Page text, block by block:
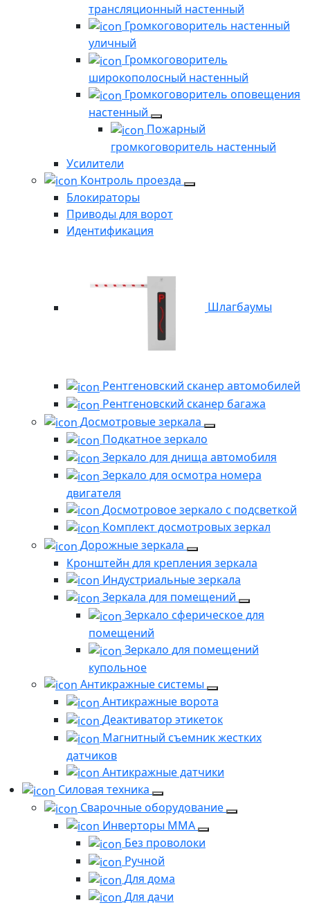
трансляционный настенный
Громкоговоритель настенный
уличный
Громкоговоритель
широкополосный настенный
Громкоговоритель оповещения
настенный
Пожарный
громкоговоритель настенный
Усилители
Контроль проезда
Блокираторы
Приводы для ворот
Идентификация
Шлагбаумы
Рентгеновский сканер автомобилей
Рентгеновский сканер багажа
Досмотровые зеркала
Подкатное зеркало
Зеркало для днища автомобиля
Зеркало для осмотра номера
двигателя
Досмотровое зеркало с подсветкой
Комплект досмотровых зеркал
Дорожные зеркала
Кронштейн для крепления зеркала
Индустриальные зеркала
Зеркала для помещений
Зеркало сферическое для
помещений
Зеркало для помещений
купольное
Антикражные системы
Антикражные ворота
Деактиватор этикеток
Магнитный съемник жестких
датчиков
Антикражные датчики
Силовая техника
Сварочные оборудование
Инверторы ММА
Без проволоки
Ручной
Для дома
Для дачи